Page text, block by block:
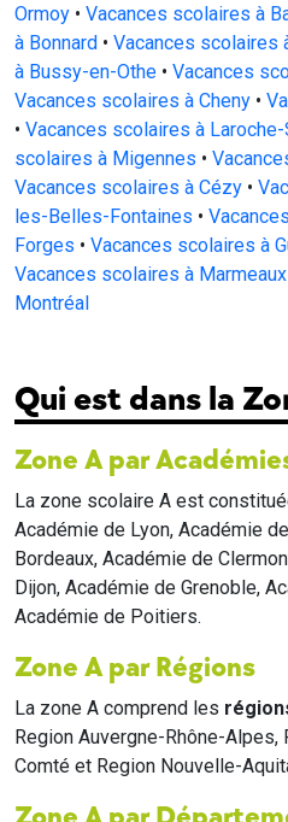
Ormoy • Vacances scolaires à
à Bonnard • Vacances scolaires
à Bussy-en-Othe • Vacances
Vacances scolaires à Cheny •
• Vacances scolaires à
scolaires à Migennes •
Vacances scolaires à Cézy •
les-Belles-Fontaines •
Forges • Vacances scolaires à
Vacances scolaires à Marmeaux
Montréal
Qui est dans la
Zone A par
La zone scolaire A est
Académie de Lyon, Académie
Bordeaux, Académie de
Dijon, Académie de Grenoble,
Académie de Poitiers.
Zone A par Régions
La zone A comprend les
Region Auvergne-Rhône-Alpes,
Comté et Region Nouvelle-